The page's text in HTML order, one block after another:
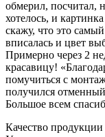
обмерил, посчитал,
хотелось, и
скажу, что это
вписалась и цвет
Примерно через 2
красавицу!
помучиться с
получился
Большое всем
Качество продукции